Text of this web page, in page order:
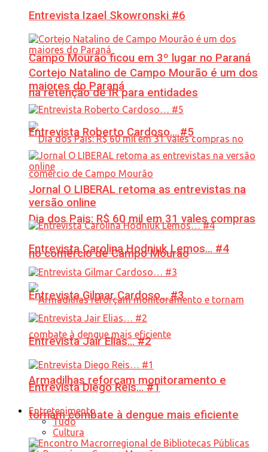
Campo Mourão ficou em 3º lugar no Paraná
na retenção de IR para entidades
Dia dos Pais: R$ 60 mil em 31 vales compras
no comércio de Campo Mourão
Armadilhas reforçam monitoramento e
tornam combate à dengue mais eficiente
Entrevista Izael Skowronski #6
Cortejo Natalino de Campo Mourão é um dos
maiores do Paraná
Entrevista Roberto Cardoso… #5
Jornal O LIBERAL retoma as entrevistas na
versão online
Entrevista Carolina Hodniuk Lemos… #4
Entrevista Gilmar Cardoso… #3
Entrevista Jair Elias… #2
Entrevista Diego Reis… #1
Entretenimento
Tudo
Cultura